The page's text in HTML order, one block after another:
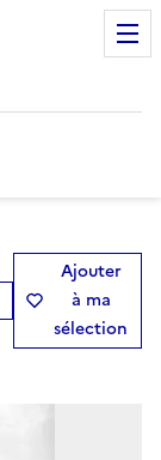
Ajouter
à ma
sélection